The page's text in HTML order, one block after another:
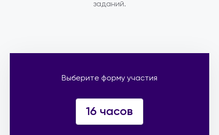
заданий.
Выберите форму участия
16 часов